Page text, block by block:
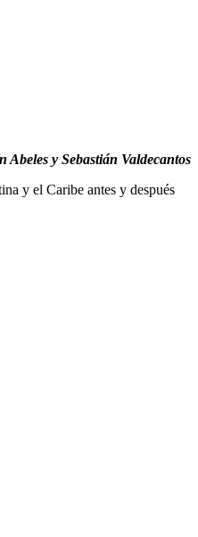
Abeles y Sebastián Valdecantos
y el Caribe antes y después